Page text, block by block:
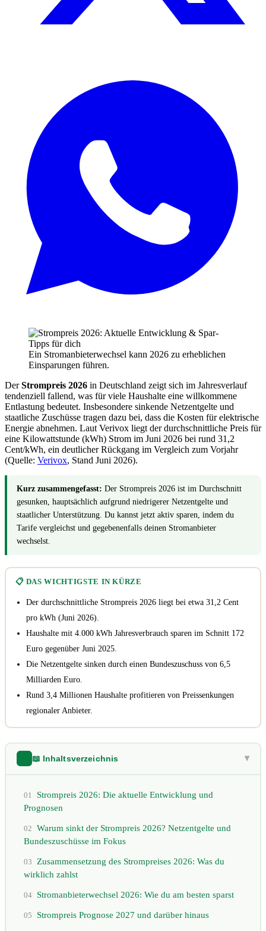
Ein Stromanbieterwechsel kann 2026 zu erheblichen
Einsparungen führen.
DerStrompreis 2026 in Deutschland zeigt sich im Jahresverlauf
tendenziell fallend, was für viele Haushalte eine willkommene
Entlastung bedeutet. Insbesondere sinkende Netzentgelte und
staatliche Zuschüsse tragen dazu bei, dass die Kosten für elektrische
Energie abnehmen. Laut Verivox liegt der durchschnittliche Preis für
eine Kilowattstunde (kWh) Strom im Juni 2026 bei rund 31,2
Cent/kWh, ein deutlicher Rückgang im Vergleich zum Vorjahr
(Quelle: Verivox, Stand Juni 2026).
Kurz zusammengefasst: Der Strompreis 2026 ist im Durchschnitt
gesunken, hauptsächlich aufgrund niedrigerer Netzentgelte und
staatlicher Unterstützung. Du kannst jetzt aktiv sparen, indem du
Tarife vergleichst und gegebenenfalls deinen Stromanbieter
wechselst.
📋 DAS WICHTIGSTE IN KÜRZE
Der durchschnittliche Strompreis 2026 liegt bei etwa 31,2 Cent
pro kWh (Juni 2026).
Haushalte mit 4.000 kWh Jahresverbrauch sparen im Schnitt 172
Euro gegenüber Juni 2025.
Die Netzentgelte sinken durch einen Bundeszuschuss von 6,5
Milliarden Euro.
Rund 3,4 Millionen Haushalte profitieren von Preissenkungen
regionaler Anbieter.
📖 Inhaltsverzeichnis ▶
01
Strompreis 2026: Die aktuelle Entwicklung und
Prognosen
02 Warum sinkt der Strompreis 2026? Netzentgelte und
Bundeszuschüsse im Fokus
03
Zusammensetzung des Strompreises 2026: Was du
wirklich zahlst
04 Stromanbieterwechsel 2026: Wie du am besten sparst
05 Strompreis Prognose 2027 und darüber hinaus